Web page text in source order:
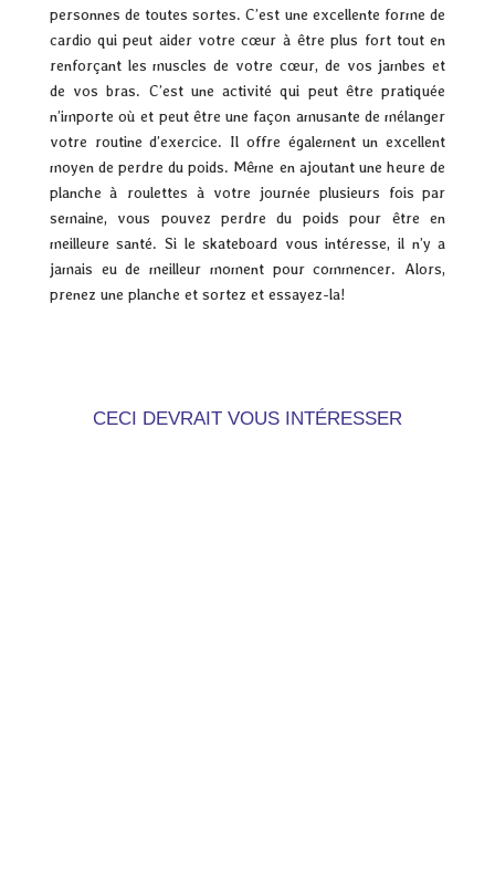
personnes de toutes sortes. C’est une excellente forme de
cardio qui peut aider votre cœur à être plus fort tout en
renforçant les muscles de votre cœur, de vos jambes et
de vos bras. C’est une activité qui peut être pratiquée
n’importe où et peut être une façon amusante de mélanger
votre routine d’exercice. Il offre également un excellent
moyen de perdre du poids. Même en ajoutant une heure de
planche à roulettes à votre journée plusieurs fois par
semaine, vous pouvez perdre du poids pour être en
meilleure santé. Si le skateboard vous intéresse, il n’y a
jamais eu de meilleur moment pour commencer. Alors,
prenez une planche et sortez et essayez-la!
CECI DEVRAIT VOUS INTÉRESSER